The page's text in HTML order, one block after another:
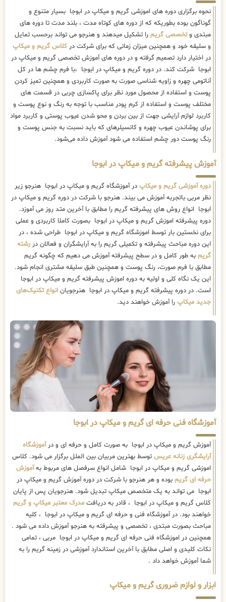
نحوه برگزاری دوره های اموزشی گریم و میکاپ در ابوجا بسیار متنوع و
گوناگون بوده بطوریکه که از دوره های کوتاه مدت ، بلند مدت تا دوره های
مبتدی وتخصصی گریم را تشکیل میدهند و هنرجو می تواند برحسب تمایل
و سلیقه خود و همچنین میزان زمانی که برای شرکت در کلاس گریم و میکاپ
در اختیار دارد تصمیم گرفته و در دوره های آموزش تخصصی گریم و میکاپ در
ابوجا شرکت کند. در دوره گریم و میکاپ در ابوجا ،با فرم چشم ها در کل
آناتومی چهره و زاویه شناسی صورت به صورت کاربردی و همچنین تمیز کردن
پوست و استفاده از محصول مورد نظر برای پاکسازی چربی در قسمت های
مختلف پوست و استفاده از کرم پودر مناسب با توجه به رنگ و نوع پوست و
کاربرد لوازم آرایشی جهت از بین بردن و محو شدن عیوب پوستی و کاربرد مواد
برای پوشاندن عیوب چهره و کانسیلرهای که باید نسبت به جنس پوست و
رنگ پوست دور چشم استفاده می شود آموزش داده می‌شود.
آموزش پیشرفته گریم و میکاپ در ابوجا
دوره آموزشی گریم و میکاپ در آموزشگاه گریم و میکاپ در ابوجا هنرجو زیر
نظر مربی باتجربه آموزش می بیند. هنرجو با شرکت در دوره گریم و میکاپ در
ابوجا انواع روش های پیشرفته گریم را مطابق با آخرین متد روز می آموزد.
دوره پیشرفته اموزش گریم و میکاپ در ابوجا بصورت کاملا کاربردی و عملی
برای نخستین بار توسط اموزشگاه گریم و میکاپ در ابوجا طراحی شده ، در
این دوره مباحث پیشرفته و تکمیلی گریم را به آرایشگران و فعالان در رشته
گریم به طور کامل و در سطح پیشرفته آموزش می دهیم که چگونه گریم
مطابق با فرم صورت، رنگ پوست و همچنین طبق سلیقه مشتری انجام شود.
این یک نگاه کلی و اولیه به دوره اموزش پیشرفته گریم و میکاپ در ابوجا
است. در دوره پیشرفته گریم و میکاپ در ابوجا هنرجویان انواع تکنیک‌های
جدید میکاپ را آموزش خواهند دید.
آموزشگاه فنی حرفه ای گریم و میکاپ در ابوجا
آموزش گریم و میکاپ در ابوجا به صورت کامل و حرفه ای و درآموزشگاه
آرایشگری زنانه عریس توسط بهترین مربیان بین الملل برگزار می شود. کلاس
اموزشی گریم و میکاپ در ابوجا شامل انواع سرفصل های مربوط بهآموزش
حرفه ای گریم بوده و هر هنرجو با شرکت در دوره آموزش گریم و میکاپ در
ابوجا می تواند به یک متخصص میکاپ تبدیل شود. هنرجویان پس از پایان
کلاس گریم و میکاپ در ابوجا ، قادر به دریافت مدرک معتبر میکاپ و گریم
خواهند بود. در آموزشگاه فنی و حرفه ای گریم و میکاپ در ابوجا ، کلیه
مباحث بصورت مبتدی ، تخصصی و پیشرفته به هنرجو آموزش داده می شود .
همچنین در اموزشگاه فنی حرفه ای گریم و میکاپ در ابوجا مربی ، تمامی
نکات کلیدی و اصلی مطابق با آخرین استاندارد آموزشی در زمینه گریم را به
شما آموزش خواهد داد .
ابزار و لوازم ضروری گریم و میکاپ